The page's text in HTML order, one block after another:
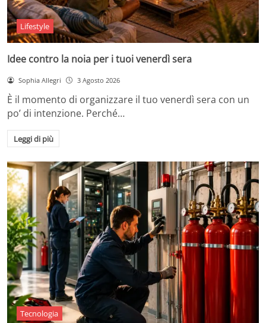
Lifestyle
Idee contro la noia per i tuoi venerdì sera
Sophia Allegri 3 Agosto 2026
È il momento di organizzare il tuo venerdì sera con un
po’ di intenzione. Perché…
Leggi di più
Tecnologia